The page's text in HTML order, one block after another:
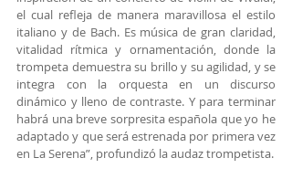
el cual refleja de manera maravillosa el estilo
italiano y de Bach. Es música de gran claridad,
vitalidad rítmica y ornamentación, donde la
trompeta demuestra su brillo y su agilidad, y se
integra con la orquesta en un discurso
dinámico y lleno de contraste. Y para terminar
habrá una breve sorpresita española que yo he
adaptado y que será estrenada por primera vez
en La Serena”, profundizó la audaz trompetista.